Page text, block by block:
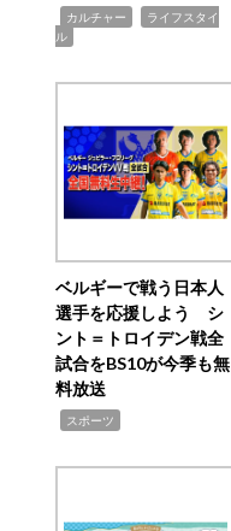
カルチャー
ライフスタイ
ル
ベルギーで戦う日本人
選手を応援しよう シ
ント＝トロイデン戦全
試合をBS10が今季も無
料放送
スポーツ